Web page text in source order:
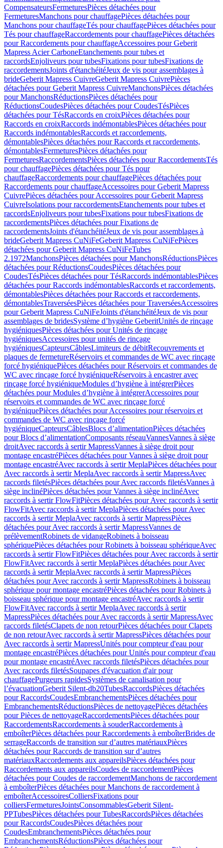
CompensateursFermeturesPièces détachées pour
FermeturesManchons pour chauffagePièces détachées pour
Manchons pour chauffageTés pour chauffagePièces détachées pour
Tés pour chauffageRaccordements pour chauffagePièces détachées
pour Raccordements pour chauffageAccessoires pour Geberit
Mapress Acier CarboneEtanchements pour tubes et
raccordsEnjoliveurs pour tubesFixations pour tubesFixations de
raccordementsJoints d'étanchéitéJeux de vis pour assemblages à
brideGeberit Mapress CuivreGeberit Mapress CuivrePièces
détachées pour Geberit Mapress CuivreManchonsPièces détachées
pour ManchonsRéductionsPièces détachées pour
RéductionsCoudesPièces détachées pour CoudesTésPièces
détachées pour TésRaccords en croixPièces détachées pour
Raccords en croixRaccords indémontablesPièces détachées pour
Raccords indémontablesRaccords et raccordements,
démontablesPièces détachées pour Raccords et raccordements,
démontablesFermeturesPièces détachées pour
FermeturesRaccordementsPièces détachées pour RaccordementsTés
pour chauffagePièces détachées pour Tés pour
chauffageRaccordements pour chauffagePièces détachées pour
Raccordements pour chauffageAccessoires pour Geberit Mapress
CuivrePièces détachées pour Accessoires pour Geberit Mapress
CuivreIsolations pour raccordementsEtanchements pour tubes et
raccordsEnjoliveurs pour tubesFixations pour tubesFixations de
raccordementsPièces détachées pour Fixations de
raccordementsJoints d'étanchéitéJeux de vis pour assemblages à
brideGeberit Mapress CuNiFeGeberit Mapress CuNiFePièces
détachées pour Geberit Mapress CuNiFeTubes
2.1972ManchonsPièces détachées pour ManchonsRéductionsPièces
détachées pour RéductionsCoudesPièces détachées pour
CoudesTésPièces détachées pour TésRaccords indémontablesPièces
détachées pour Raccords indémontablesRaccords et raccordements,
démontablesPièces détachées pour Raccords et raccordements,
démontablesTraverséesPièces détachées pour TraverséesAccessoires
pour Geberit Mapress CuNiFeJoints d'étanchéitéJeux de vis pour
assemblages de bridesSystème d’hygiène GeberitUnités de rinçage
hygiéniquesPièces détachées pour Unités de rinçage
hygiéniquesAccessoires pour unités de rinçage
hygiéniquesCapteursCâblesLimiteurs de débitRecouvrements et
plaques de fermetureRéservoirs et commandes de WC avec rinçage
forcé hygiéniquePièces détachées pour Réservoirs et commandes de
WC avec rinçage forcé hygiéniqueRéservoirs à encastrer avec
rinçage forcé hygiéniqueModules d’hygiène à intégrerPièces
détachées pour Modules d’hygiène à intégrerAccessoires pour
réservoirs et commandes de WC avec rinçage forcé
hygiéniquePièces détachées pour Accessoires pour réservoirs et
commandes de WC avec rinçage forcé
hygiéniqueCapteursCâblesBlocs d’alimentationPièces détachées
pour Blocs d’alimentationComposants réseauVannesVannes à siège
droitAvec raccords à sertir MapressVannes à siège droit pour
montage encastréPièces détachées pour Vannes à siège droit pour
montage encastréAvec raccords à sertir MeplaPièces détachées pour
Avec raccords à sertir MeplaAvec raccords à sertir MapressAvec
raccords filetésPièces détachées pour Avec raccords filetésVannes à
siège inclinéPièces détachées pour Vannes à siège inclinéAvec
raccords à sertir FlowFitPièces détachées pour Avec raccords à sertir
FlowFitAvec raccords à sertir MeplaPièces détachées pour Avec
raccords à sertir MeplaAvec raccords à sertir MapressPièces
détachées pour Avec raccords à sertir MapressVannes de
prélèvementRobinets de vidangeRobinets à boisseau
sphériquePièces détachées pour Robinets à boisseau sphériqueAvec
raccords à sertir FlowFitPièces détachées pour Avec raccords à sertir
FlowFitAvec raccords à sertir MeplaPièces détachées pour Avec
raccords à sertir MeplaAvec raccords à sertir MapressPièces
détachées pour Avec raccords à sertir MapressRobinets à boisseau
sphérique pour montage encastréPièces détachées pour Robinets à
boisseau sphérique pour montage encastréAvec raccords à sertir
FlowFitAvec raccords à sertir MeplaAvec raccords à sertir
MapressPièces détachées pour Avec raccords à sertir MapressAvec
raccords filetésClapets de non retourPièces détachées pour Clapets
de non retourAvec raccords à sertir MapressPièces détachées pour
Avec raccords à sertir MapressUnités pour compteur d'eau pour
montage encastréPièces détachées pour Unités pour compteur d'eau
pour montage encastréAvec raccords filetésPièces détachées pour
Avec raccords filetésSoupapes d'évacuation d'air pour
chauffagePurgeurs rapidesSystèmes de canalisation pour
l’évacuationGeberit Silent-db20TubesRaccordsPièces détachées
pour RaccordsCoudesEmbranchementsPièces détachées pour
EmbranchementsRéductionsPièces de nettoyagePièces détachées
pour Pièces de nettoyageRaccordementsPièces détachées pour
RaccordementsRaccordements à souderRaccordements à
emboîterPièces détachées pour Raccordements à emboîterBrides de
serrageRaccords de transition sur d’autres matériauxPièces
détachées pour Raccords de transition sur d’autres
matériauxRaccordements aux appareilsPièces détachées pour
Raccordements aux appareilsCoudes de raccordementPièces
détachées pour Coudes de raccordementManchons de raccordement
à emboîterPièces détachées pour Manchons de raccordement à
emboîterAccessoiresColliersFixations pour
colliersFermeturesJointsConsommablesGeberit Silent-
PPTubesPièces détachées pour TubesRaccordsPièces détachées
pour RaccordsCoudesPièces détachées pour
CoudesEmbranchementsPièces détachées pour
EmbranchementsRéductionsPièces détachées pour